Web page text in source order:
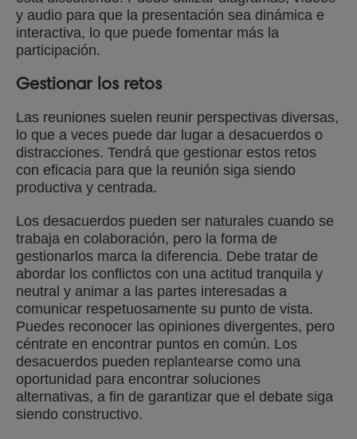
y audio para que la presentación sea dinámica e
interactiva, lo que puede fomentar más la
participación.
Gestionar los retos
Las reuniones suelen reunir perspectivas diversas,
lo que a veces puede dar lugar a desacuerdos o
distracciones. Tendrá que gestionar estos retos
con eficacia para que la reunión siga siendo
productiva y centrada.
Los desacuerdos pueden ser naturales cuando se
trabaja en colaboración, pero la forma de
gestionarlos marca la diferencia. Debe tratar de
abordar los conflictos con una actitud tranquila y
neutral y animar a las partes interesadas a
comunicar respetuosamente su punto de vista.
Puedes reconocer las opiniones divergentes, pero
céntrate en encontrar puntos en común. Los
desacuerdos pueden replantearse como una
oportunidad para encontrar soluciones
alternativas, a fin de garantizar que el debate siga
siendo constructivo.